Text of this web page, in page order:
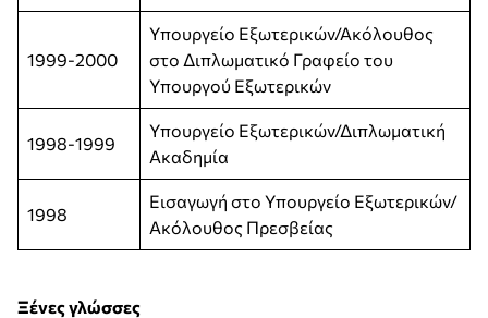
1999-2000
Υπουργείο Εξωτερικών/Ακόλουθος
στο Διπλωματικό Γραφείο του
Υπουργού Εξωτερικών
1998-1999
Υπουργείο Εξωτερικών/Διπλωματική
Ακαδημία
1998
Εισαγωγή στο Υπουργείο Εξωτερικών/
Ακόλουθος Πρεσβείας
Ξένες γλώσσες